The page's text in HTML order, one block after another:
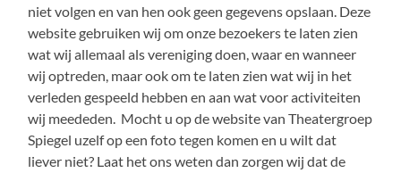
niet volgen en van hen ook geen gegevens opslaan. Deze
website gebruiken wij om onze bezoekers te laten zien
wat wij allemaal als vereniging doen, waar en wanneer
wij optreden, maar ook om te laten zien wat wij in het
verleden gespeeld hebben en aan wat voor activiteiten
wij meededen. Mocht u op de website van Theatergroep
Spiegel uzelf op een foto tegen komen en u wilt dat
liever niet? Laat het ons weten dan zorgen wij dat de